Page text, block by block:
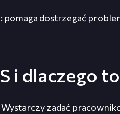
pomaga dostrzegać
i dlaczego
zadać